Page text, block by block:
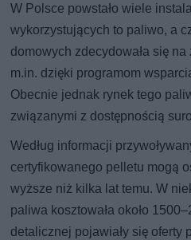
W Polsce powstało wiele
wykorzystujących to paliwo, a
domowych zdecydowała się
m.in. dzięki programom
Obecnie jednak rynek tego
związanymi z dostępnością
Według informacji
certyfikowanego pelletu mogą
wyższe niż kilka lat temu. W
paliwa kosztowała około
detalicznej pojawiały się oferty